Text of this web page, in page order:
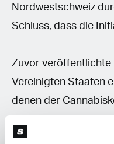
Nordwestschweiz
Schluss, dass die
Zuvor veröffentlichte
Vereinigten Staaten
denen der
Minderjährigen nach